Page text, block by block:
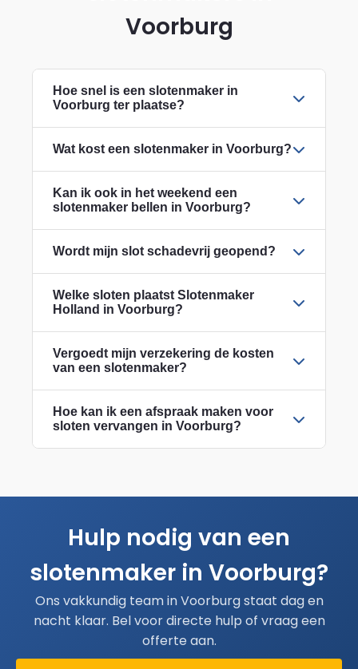
Voorburg
Hoe snel is een slotenmaker in
Voorburg ter plaatse?
Wat kost een slotenmaker in Voorburg?
Kan ik ook in het weekend een
slotenmaker bellen in Voorburg?
Wordt mijn slot schadevrij geopend?
Welke sloten plaatst Slotenmaker
Holland in Voorburg?
Vergoedt mijn verzekering de kosten
van een slotenmaker?
Hoe kan ik een afspraak maken voor
sloten vervangen in Voorburg?
Hulp nodig van een
slotenmaker in Voorburg?
Ons vakkundig team in Voorburg staat dag en
nacht klaar. Bel voor directe hulp of vraag een
offerte aan.